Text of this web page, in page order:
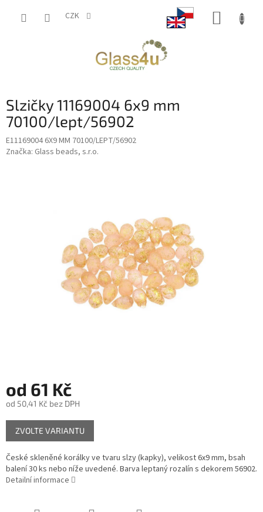
CZK
Slzičky 11169004 6x9 mm
70100/lept/56902
E11169004 6X9 MM 70100/LEPT/56902
Značka: Glass beads, s.r.o.
od 61 Kč
od 50,41 Kč bez DPH
Měrná
cena:
ZVOLTE VARIANTU
České skleněné korálky ve tvaru slzy (kapky), velikost 6x9 mm, bsah
balení 30 ks nebo níže uvedené. Barva leptaný rozalín s dekorem 56902.
Detailní informace